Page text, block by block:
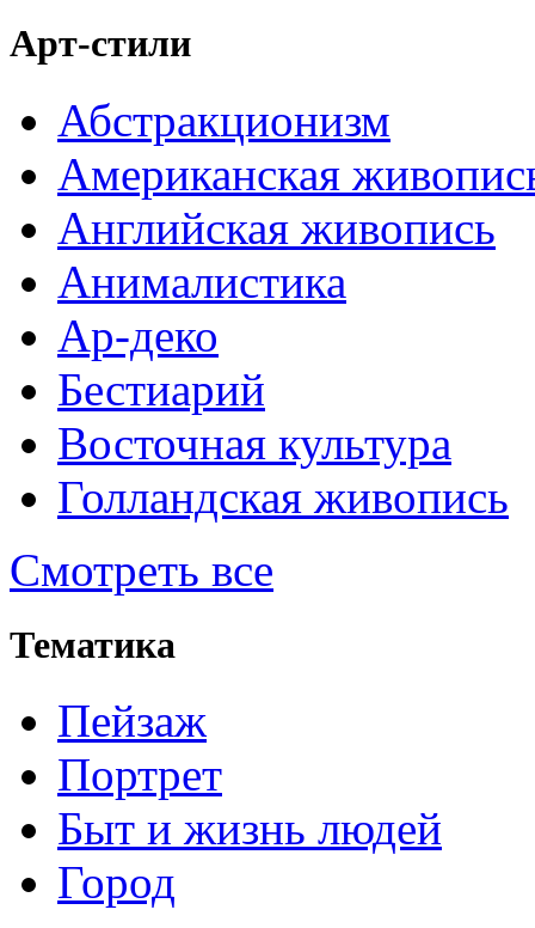
Арт-стили
Абстракционизм
Американская
Английская живопись
Анималистика
Ар-деко
Бестиарий
Восточная культура
Голландская живопись
Смотреть все
Тематика
Пейзаж
Портрет
Быт и жизнь людей
Город